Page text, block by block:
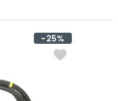
25%